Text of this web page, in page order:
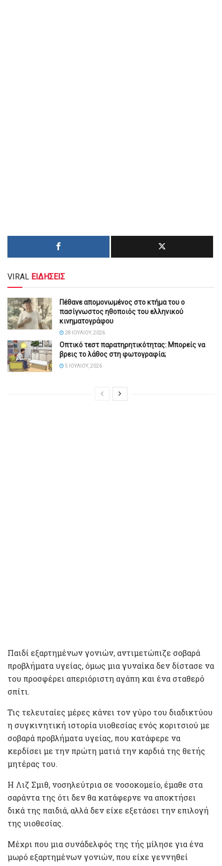
VIRAL ΕΙΔΗΣΕΙΣ
Πέθανε απομονωμένος στο κτήμα του ο
πασίγνωστος ηθοποιός του ελληνικού
κινηματογράφου
28 ΙΟΥΛΊΟΥ, 2026
Οπτικό τεστ παρατηρητικότητας: Μπορείς να
βρεις το λάθος στη φωτογραφία;
5 ΙΟΥΛΊΟΥ, 2026
Παιδί εξαρτημένων γονιών, αντιμετώπιζε σοβαρά
προβλήματα υγείας, όμως μια γυναίκα δεν δίστασε να
του προσφέρει απεριόριστη αγάπη και ένα σταθερό
σπίτι.
Τις τελευταίες μέρες κάνει τον γύρο του διαδικτύου
η συγκινητική ιστορία υιοθεσίας ενός κοριτσιού με
σοβαρά προβλήματα υγείας, που κατάφερε να
κερδίσει με την πρώτη ματιά την καρδιά της θετής
μητέρας του.
Η Λιζ Σμιθ, νοσηλεύτρια σε νοσοκομείο, έμαθε στα
σαράντα της ότι δεν θα κατάφερνε να αποκτήσει
δικά της παιδιά, αλλά δεν είχε εξετάσει την επιλογή
της υιοθεσίας.
Μέχρι που μια συνάδελφός της τής μίλησε για ένα
μωρό εξαρτημένων γονιών, που είχε γεννηθεί